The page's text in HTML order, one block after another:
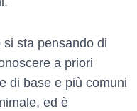
si sta pensando di
a priori
di base e più comuni
ed è